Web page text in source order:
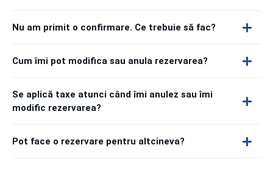
Nu am primit o confirmare. Ce trebuie să fac?
Cum îmi pot modifica sau anula rezervarea?
Se aplică taxe atunci când îmi anulez sau îmi
modific rezervarea?
Pot face o rezervare pentru altcineva?